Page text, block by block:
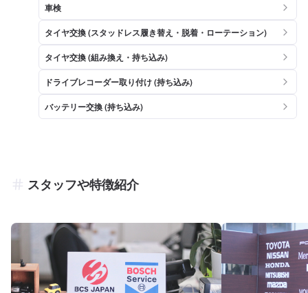
車検
タイヤ交換 (スタッドレス履き替え・脱着・ローテーション)
タイヤ交換 (組み換え・持ち込み)
ドライブレコーダー取り付け (持ち込み)
バッテリー交換 (持ち込み)
スタッフや特徴紹介